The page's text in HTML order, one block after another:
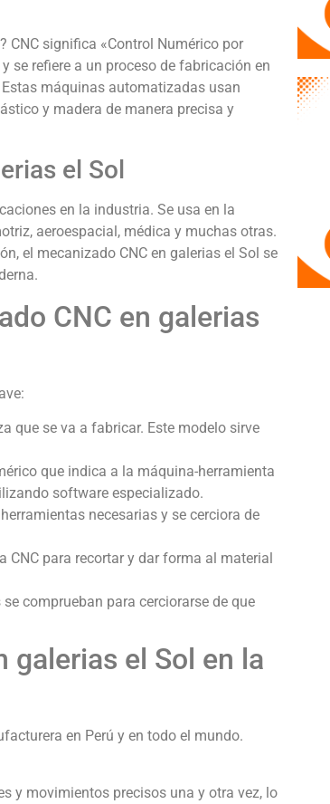
CNC significa «Control Numérico por
se refiere a un proceso de fabricación en
máquinas automatizadas usan
y madera de manera precisa y
el Sol
en la industria. Se usa en la
aeroespacial, médica y muchas otras.
el mecanizado CNC en galerias el Sol se
CNC en galerias
que se va a fabricar. Este modelo sirve
que indica a la máquina-herramienta
software especializado.
necesarias y se cerciora de
CNC para recortar y dar forma al material
comprueban para cerciorarse de que
galerias el Sol en la
en Perú y en todo el mundo.
y movimientos precisos una y otra vez, lo